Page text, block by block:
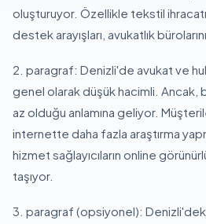
oluşturuyor. Özellikle tekstil
destek arayışları, avukatlık
2. paragraf: Denizli'de avukat ve
genel olarak düşük hacimli. Ancak,
az olduğu anlamına geliyor.
internette daha fazla araştırma
hizmet sağlayıcıların online
taşıyor.
3. paragraf (opsiyonel): Denizli'deki